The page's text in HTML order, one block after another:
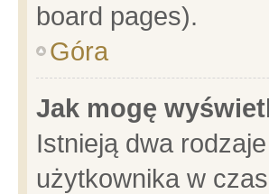
board pages).
Góra
Jak mogę
Istnieją dwa
użytkownika w